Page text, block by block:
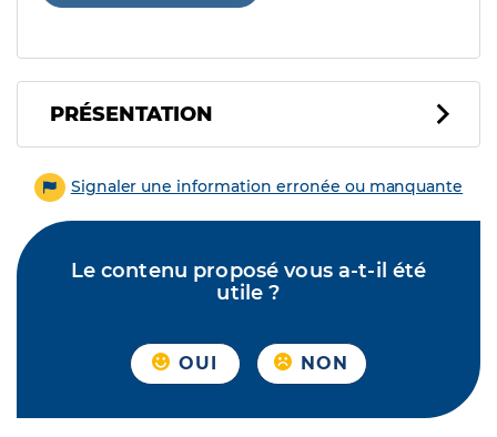
PRÉSENTATION
Signaler une information erronée ou manquante
Le contenu proposé vous a-t-il été
utile ?
OUI NON